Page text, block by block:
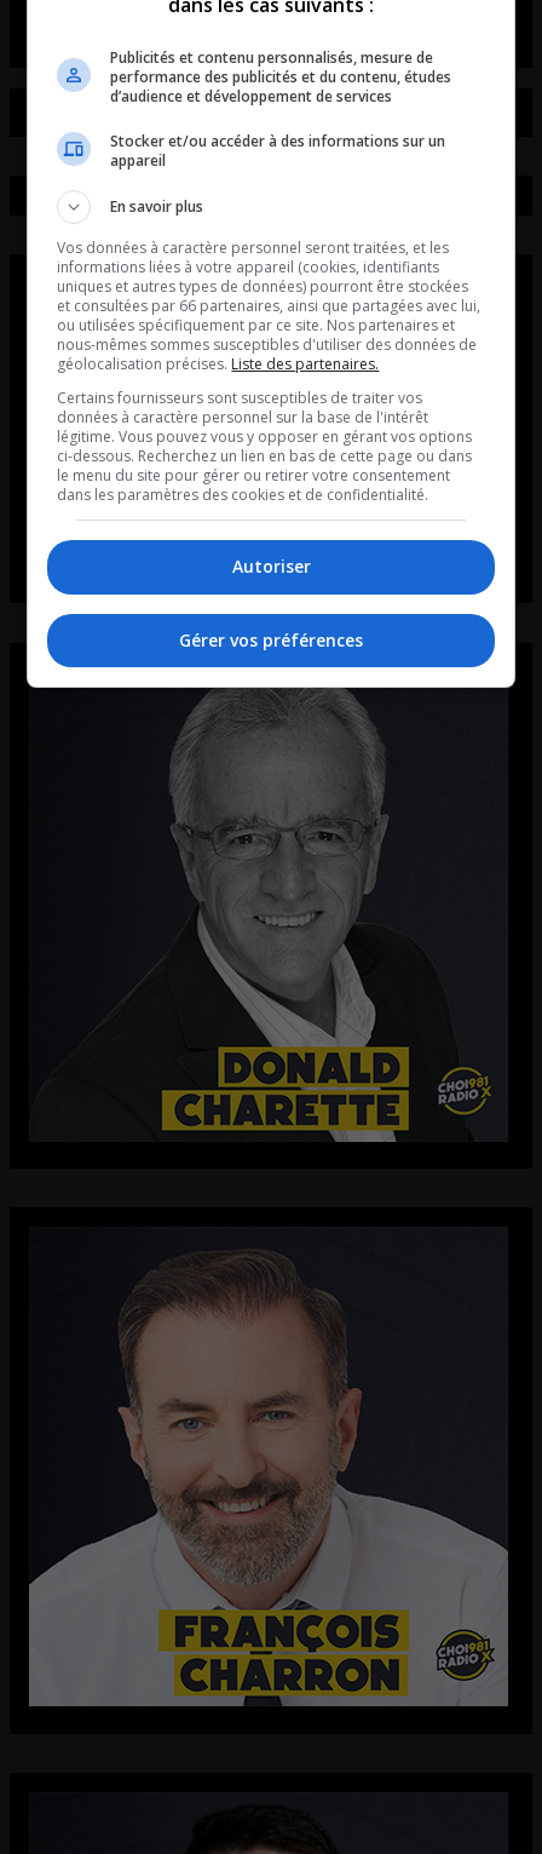
Publicités et contenu personnalisés, mesure de
performance des publicités et du contenu, études
d’audience et développement de services
Stocker et/ou accéder à des informations sur un
appareil
En savoir plus
Vos données à caractère personnel seront traitées, et les
informations liées à votre appareil (cookies, identifiants
uniques et autres types de données) pourront être stockées
et consultées par 66 partenaires, ainsi que partagées avec lui,
ou utilisées spécifiquement par ce site. Nos partenaires et
nous-mêmes sommes susceptibles d'utiliser des données de
géolocalisation précises. Liste des partenaires.
Certains fournisseurs sont susceptibles de traiter vos
données à caractère personnel sur la base de l'intérêt
légitime. Vous pouvez vous y opposer en gérant vos options
ci-dessous. Recherchez un lien en bas de cette page ou dans
le menu du site pour gérer ou retirer votre consentement
dans les paramètres des cookies et de confidentialité.
Autoriser
Gérer vos préférences